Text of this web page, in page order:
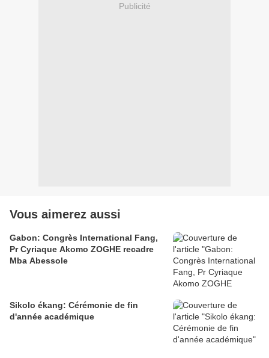
Publicité
Vous aimerez aussi
Gabon: Congrès International Fang,
Pr Cyriaque Akomo ZOGHE recadre
Mba Abessole
Sikolo ékang: Cérémonie de fin
d'année académique